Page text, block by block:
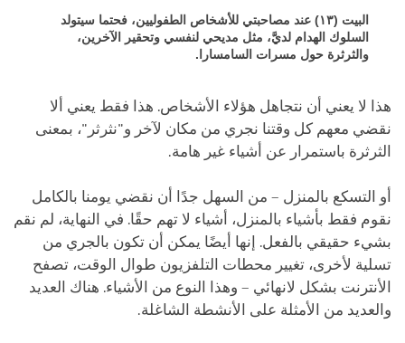
البيت (١٣) عند مصاحبتي للأشخاص الطفوليين، فحتما سيتولد
السلوك الهدام لديَّ، مثل مديحي لنفسي وتحقير الآخرين،
والثرثرة حول مسرات السامسارا.
هذا لا يعني أن نتجاهل هؤلاء الأشخاص. هذا فقط يعني ألا
نقضي معهم كل وقتنا نجري من مكان لآخر و"نثرثر"، بمعنى
الثرثرة باستمرار عن أشياء غير هامة.
أو التسكع بالمنزل – من السهل جدًا أن نقضي يومنا بالكامل
نقوم فقط بأشياء بالمنزل، أشياء لا تهم حقًا. في النهاية، لم نقم
بشيء حقيقي بالفعل. إنها أيضًا يمكن أن تكون بالجري من
تسلية لأخرى، تغيير محطات التلفزيون طوال الوقت، تصفح
الأنترنت بشكل لانهائي – وهذا النوع من الأشياء. هناك العديد
والعديد من الأمثلة على الأنشطة الشاغلة.